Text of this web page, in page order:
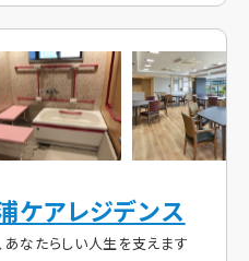
ケアレジデンス
あなたらしい人生を支えます